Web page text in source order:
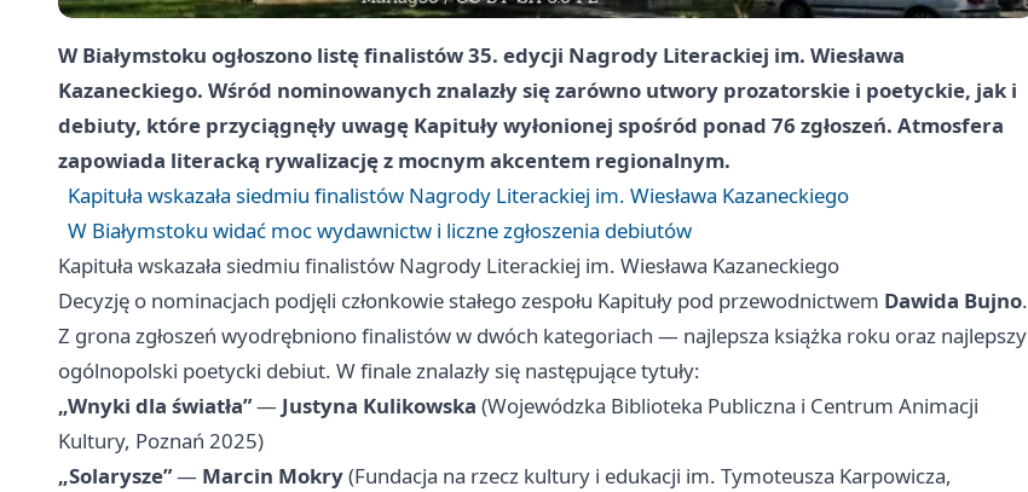
W Białymstoku ogłoszono listę finalistów 35. edycji Nagrody Literackiej im. Wiesława
Kazaneckiego. Wśród nominowanych znalazły się zarówno utwory prozatorskie i poetyckie, jak i
debiuty, które przyciągnęły uwagę Kapituły wyłonionej spośród ponad 76 zgłoszeń. Atmosfera
zapowiada literacką rywalizację z mocnym akcentem regionalnym.
Kapituła wskazała siedmiu finalistów Nagrody Literackiej im. Wiesława Kazaneckiego
W Białymstoku widać moc wydawnictw i liczne zgłoszenia debiutów
Kapituła wskazała siedmiu finalistów Nagrody Literackiej im. Wiesława Kazaneckiego
Decyzję o nominacjach podjęli członkowie stałego zespołu Kapituły pod przewodnictwem Dawida Bujno.
Z grona zgłoszeń wyodrębniono finalistów w dwóch kategoriach — najlepsza książka roku oraz najlepszy
ogólnopolski poetycki debiut. W finale znalazły się następujące tytuły:
„Wnyki dla światła”— Justyna Kulikowska (Wojewódzka Biblioteka Publiczna i Centrum Animacji
Kultury, Poznań 2025)
„Solarysze”— Marcin Mokry(Fundacja na rzecz kultury i edukacji im. Tymoteusza Karpowicza,